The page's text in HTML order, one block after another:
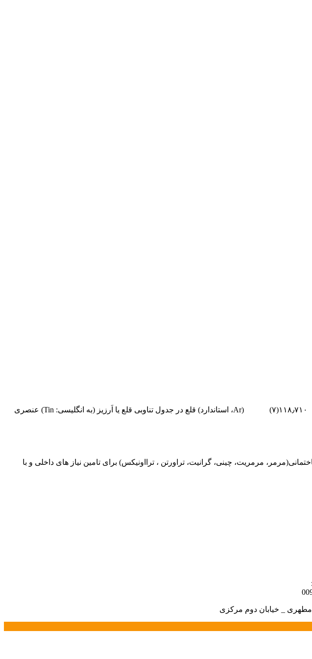
سنگ قلع قلع، ۵۰Sn ظاهر : نقره‌ای (چپ، بتا) یا خاکستری (راست، آلفا) جرم اتمی استاندارد : ۱۱۸٫۷۱۰(۷) (Ar، استاندارد) قلع در جدول تناوبی قلع یا اَرزیز (به انگلیسی: Tin) عنصری
مرمریت، چینی، گرانیت، تراورتن ، ترااونیکس) برای تامین نیاز های داخلی و با
مطهری _ خیابان دوم مرکزی